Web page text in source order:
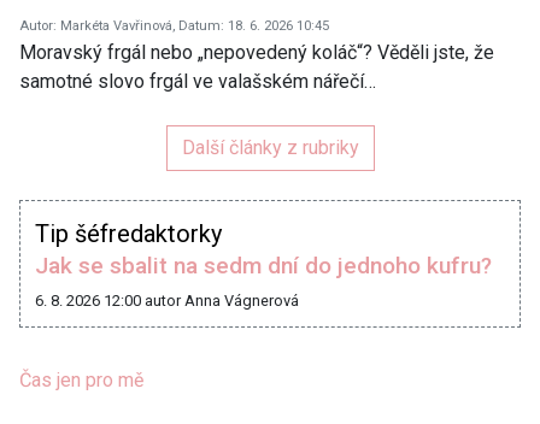
Autor: Markéta Vavřinová, Datum: 18. 6. 2026 10:45
Moravský frgál nebo „nepovedený koláč“? Věděli jste, že
samotné slovo frgál ve valašském nářečí…
Další články z rubriky
Tip šéfredaktorky
Jak se sbalit na sedm dní do jednoho kufru?
6. 8. 2026 12:00 autor Anna Vágnerová
Čas jen pro mě